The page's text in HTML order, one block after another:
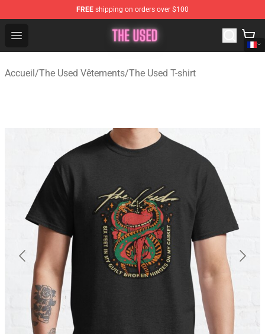
FREE shipping on orders over $100
Open menu
The Used Store - Official The Used Merchandise Shop
Accueil/The Used Vêtements/The Used T-shirt